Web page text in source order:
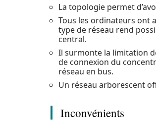
La topologie permet
Tous les ordinateurs ont
type de réseau rend
central.
Il surmonte la limitation
de connexion du
réseau en bus.
Un réseau arborescent
Inconvénients